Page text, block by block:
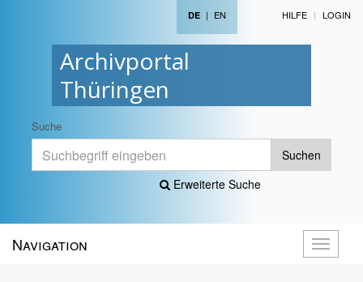
Archivportal
Thüringen
DE | EN HILFE LOGIN
Suche
Suchen
Erweiterte Suche
öffnen
Navigation